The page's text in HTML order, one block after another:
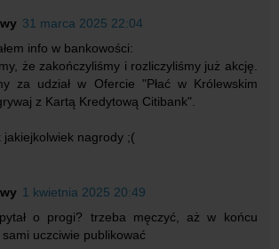
31 marca 2025 22:04
info w bankowości:
że zakończyliśmy i rozliczyliśmy już akcję.
za udział w Ofercie "Płać w Królewskim
z Kartą Kredytową Citibank".
jakiejkolwiek nagrody ;(
1 kwietnia 2025 20:49
o progi? trzeba męczyć, aż w końcu
uczciwie publikować